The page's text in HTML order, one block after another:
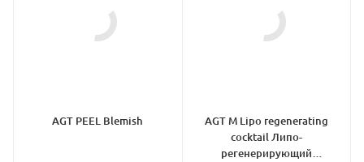
AGT PEEL Blemish
AGT M Lipo regenerating
cocktail Липо-
регенерирующий